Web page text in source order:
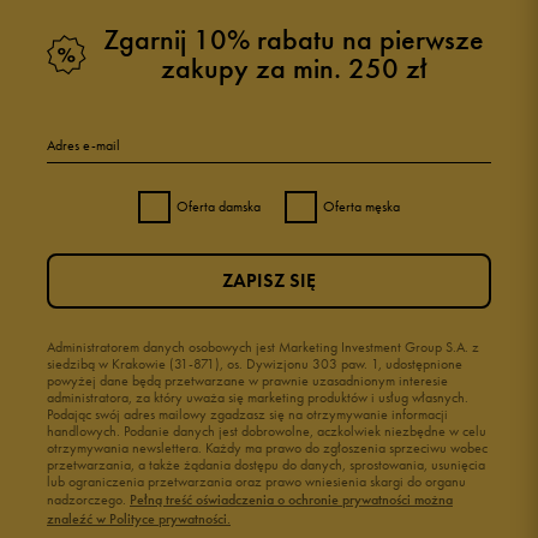
Zgarnij 10% rabatu na pierwsze
zakupy za min. 250 zł
Adres e-mail
Oferta damska Oferta męska
Administratorem danych osobowych jest Marketing Investment Group S.A. z
siedzibą w Krakowie (31-871), os. Dywizjonu 303 paw. 1, udostępnione
powyżej dane będą przetwarzane w prawnie uzasadnionym interesie
administratora, za który uważa się marketing produktów i usług własnych.
Podając swój adres mailowy zgadzasz się na otrzymywanie informacji
handlowych. Podanie danych jest dobrowolne, aczkolwiek niezbędne w celu
otrzymywania newslettera. Każdy ma prawo do zgłoszenia sprzeciwu wobec
przetwarzania, a także żądania dostępu do danych, sprostowania, usunięcia
lub ograniczenia przetwarzania oraz prawo wniesienia skargi do organu
nadzorczego. Pełną treść oświadczenia o ochronie prywatności można
znaleźć w Polityce prywatności.
ZAPISZ SIĘ